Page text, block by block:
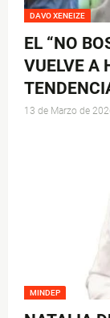
DAVO XENEIZE
EL “NO
VUELVE A
13 de Marzo de
MINDEP